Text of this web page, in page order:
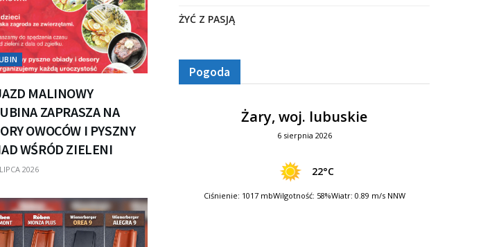
MALINOWY
ZAPRASZA NA
OWOCÓW I PYSZNY
WŚRÓD ZIELENI
2026
ŻYĆ Z PASJĄ
Pogoda
Żary, woj. lubuskie
6 sierpnia 2026
22°C
Ciśnienie: 1017 mbWilgotność: 58%Wiatr: 0.89 m/s NNW